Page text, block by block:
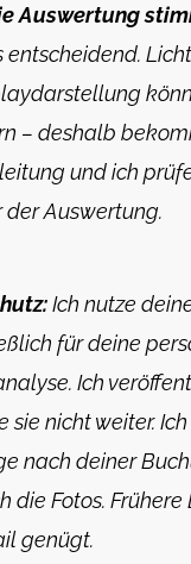
Auswertung
entscheidend.
– deshalb
und ich
der Auswertung.
Ich nutze
für deine
Ich
sie nicht weiter.
nach deiner
die Fotos. Frühere
genügt.